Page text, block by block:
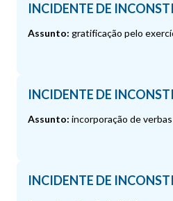
INCIDENTE DE
Assunto: gratificação pelo
INCIDENTE DE
Assunto: incorporação de
INCIDENTE DE